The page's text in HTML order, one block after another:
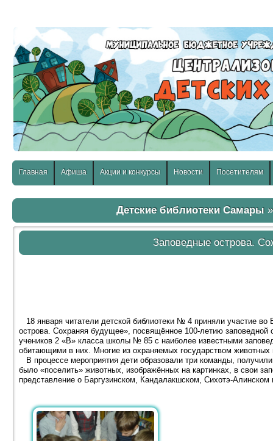
Главная Афиша Акции и конкурсы Новости Посетителям
Детские библиотеки Самары
Заповедные острова.
18 января читатели детской библиотеки № 4 приняли участие
острова. Сохраняя будущее», посвящённое 100-летию заповедной
учеников 2 «В» класса школы № 85 с наиболее известными
обитающими в них. Многие из охраняемых государством животных
В процессе мероприятия дети образовали три команды,
было «поселить» животных, изображённых на картинках, в свои
представление о Баргузинском, Кандалакшском, Сихотэ-